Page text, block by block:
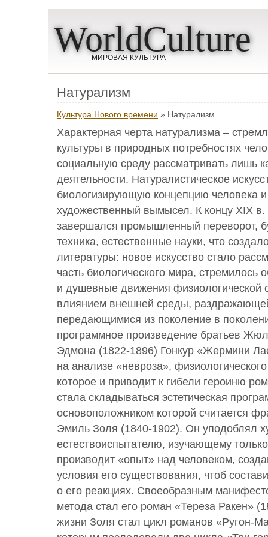
WorldCulture
МИРОВАЯ КУЛЬТУРА
Натурализм
Культура Нового времени » Натурализм
Характерная черта натурализма –
культуры в природных потребностях
социальную среду рассматривать лишь
деятельности. Натуралистическое
биологизирующую концепцию человека и
художественный вымысел. К концу XIX
завершался промышленный переворот,
техника, естественные науки, что
литературы: новое искусство стало
часть биологического мира, стремилось
и душевные движения физиологической
влиянием внешней среды,
передающимися из поколение в
программное произведение братьев
Эдмона (1822-1896) Гонкур «Жермини
на анализе «невроза»,
которое и приводит к гибели героиню
стала складываться эстетическая
основоположником которой считается
Эмиль Золя (1840-1902). Он уподоблял
естествоиспытателю, изучающему
производит «опыт» над человеком,
условия его существования, чтоб
о его реакциях. Своеобразным
метода стал его роман «Тереза Ракен»
жизни Золя стал цикл романов «Ругон-